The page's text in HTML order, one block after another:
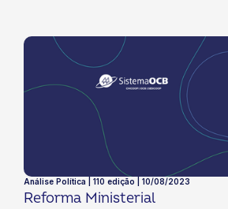
Análise Política | 110 edição | 10/08/2023
Reforma Ministerial